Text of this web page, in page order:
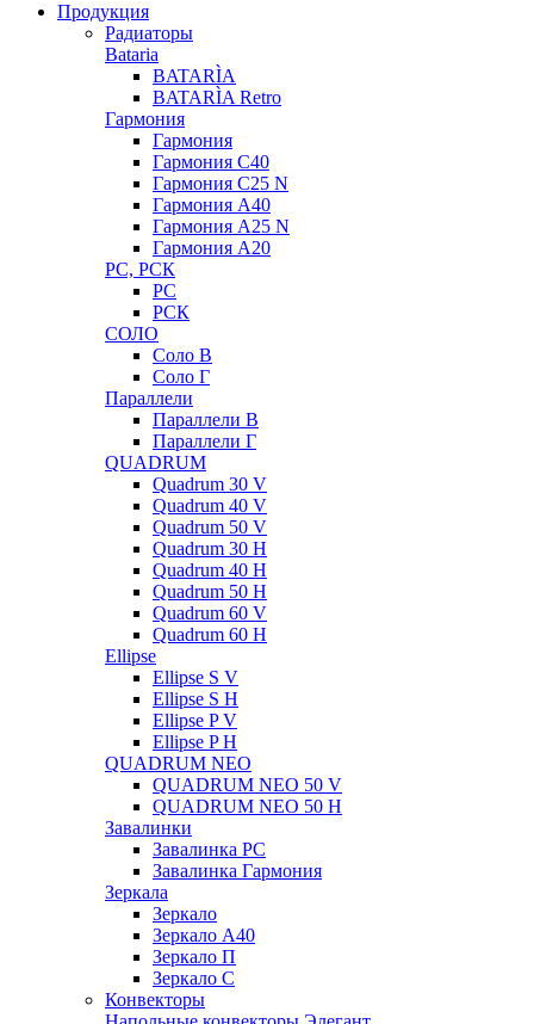
Продукция
Радиаторы
Bataria
BATARÌA
BATARÌA Retro
Гармония
Гармония
Гармония С40
Гармония С25 N
Гармония А40
Гармония А25 N
Гармония А20
РС, РСК
РС
РСК
СОЛО
Соло В
Соло Г
Параллели
Параллели В
Параллели Г
QUADRUM
Quadrum 30 V
Quadrum 40 V
Quadrum 50 V
Quadrum 30 H
Quadrum 40 H
Quadrum 50 H
Quadrum 60 V
Quadrum 60 H
Ellipse
Ellipse S V
Ellipse S H
Ellipse P V
Ellipse P H
QUADRUM NEO
QUADRUM NEO 50 V
QUADRUM NEO 50 H
Завалинки
Завалинка РС
Завалинка Гармония
Зеркала
Зеркало
Зеркало А40
Зеркало П
Зеркало С
Конвекторы